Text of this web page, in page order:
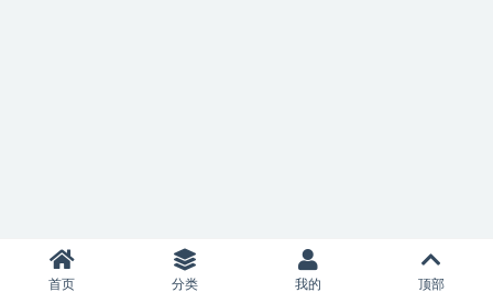
首页 分类 我的 顶部